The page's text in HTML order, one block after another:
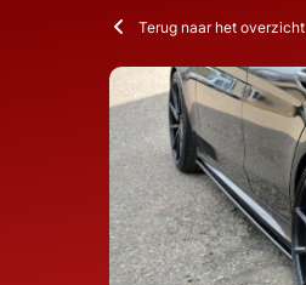
Terug naar het overzicht